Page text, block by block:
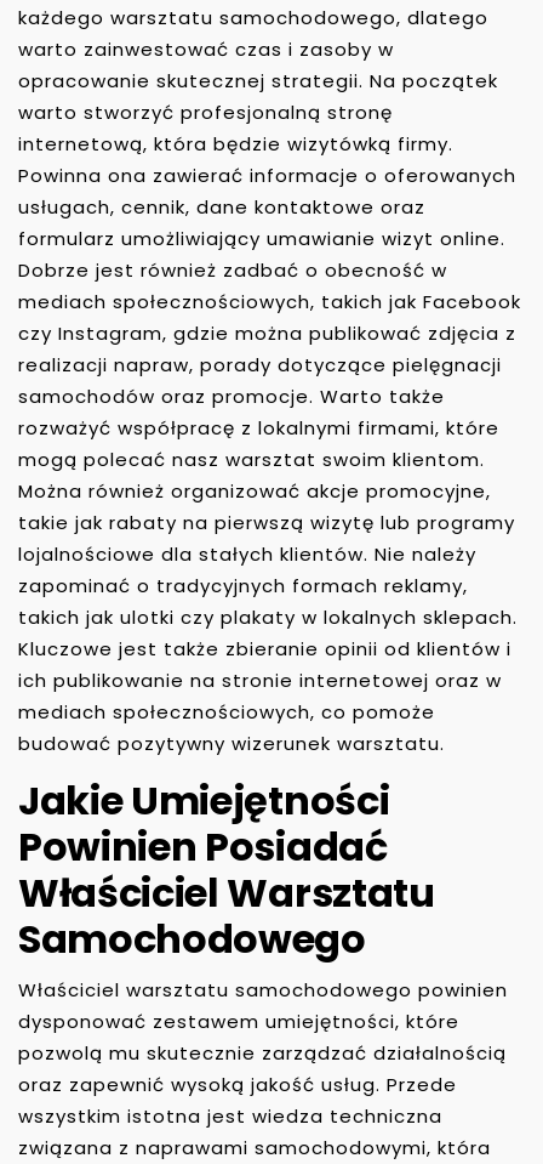
każdego warsztatu samochodowego, dlatego
warto zainwestować czas i zasoby w
opracowanie skutecznej strategii. Na początek
warto stworzyć profesjonalną stronę
internetową, która będzie wizytówką firmy.
Powinna ona zawierać informacje o oferowanych
usługach, cennik, dane kontaktowe oraz
formularz umożliwiający umawianie wizyt online.
Dobrze jest również zadbać o obecność w
mediach społecznościowych, takich jak Facebook
czy Instagram, gdzie można publikować zdjęcia z
realizacji napraw, porady dotyczące pielęgnacji
samochodów oraz promocje. Warto także
rozważyć współpracę z lokalnymi firmami, które
mogą polecać nasz warsztat swoim klientom.
Można również organizować akcje promocyjne,
takie jak rabaty na pierwszą wizytę lub programy
lojalnościowe dla stałych klientów. Nie należy
zapominać o tradycyjnych formach reklamy,
takich jak ulotki czy plakaty w lokalnych sklepach.
Kluczowe jest także zbieranie opinii od klientów i
ich publikowanie na stronie internetowej oraz w
mediach społecznościowych, co pomoże
budować pozytywny wizerunek warsztatu.
Jakie Umiejętności
Powinien Posiadać
Właściciel Warsztatu
Samochodowego
Właściciel warsztatu samochodowego powinien
dysponować zestawem umiejętności, które
pozwolą mu skutecznie zarządzać działalnością
oraz zapewnić wysoką jakość usług. Przede
wszystkim istotna jest wiedza techniczna
związana z naprawami samochodowymi, która